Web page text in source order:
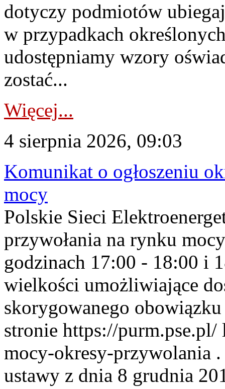
dotyczy podmiotów
w przypadkach
udostępniamy wzory
zostać...
Więcej...
4 sierpnia 2026, 09:03
Komunikat o ogłoszeniu
mocy
Polskie Sieci
przywołania na rynku
godzinach 17:00 - 18:00 i
wielkości umożliwiające
skorygowanego
stronie https://
mocy-okresy-przywolania
ustawy z dnia 8 grudnia